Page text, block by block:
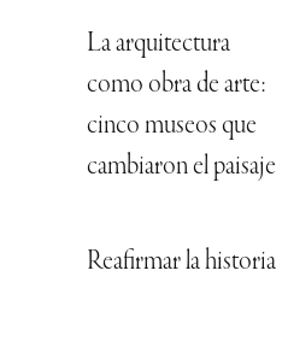
La arquitectura
como obra de arte:
cinco museos que
cambiaron el paisaje
Reafirmar la historia